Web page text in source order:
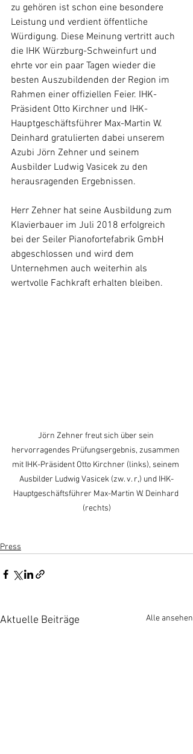
zu gehören ist schon eine besondere
Leistung und verdient öffentliche
Würdigung. Diese Meinung vertritt auch
die IHK Würzburg-Schweinfurt und
ehrte vor ein paar Tagen wieder die
besten Auszubildenden der Region im
Rahmen einer offiziellen Feier. IHK-
Präsident Otto Kirchner und IHK-
Hauptgeschäftsführer Max-Martin W.
Deinhard gratulierten dabei unserem
Azubi Jörn Zehner und seinem
Ausbilder Ludwig Vasicek zu den
herausragenden Ergebnissen.
Herr Zehner hat seine Ausbildung zum
Klavierbauer im Juli 2018 erfolgreich
bei der Seiler Pianofortefabrik GmbH
abgeschlossen und wird dem
Unternehmen auch weiterhin als
wertvolle Fachkraft erhalten bleiben.
Jörn Zehner freut sich über sein
hervorragendes Prüfungsergebnis, zusammen
mit IHK-Präsident Otto Kirchner (links), seinem
Ausbilder Ludwig Vasicek (zw. v. r,) und IHK-
Hauptgeschäftsführer Max-Martin W. Deinhard
(rechts)
Press
Aktuelle Beiträge Alle ansehen